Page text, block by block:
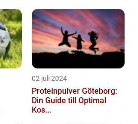
02 juli 2024
Proteinpulver Göteborg:
Din Guide till Optimal
Kos...